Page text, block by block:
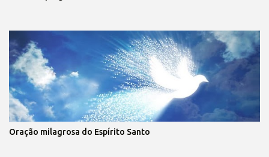
Oração milagrosa do Espírito Santo